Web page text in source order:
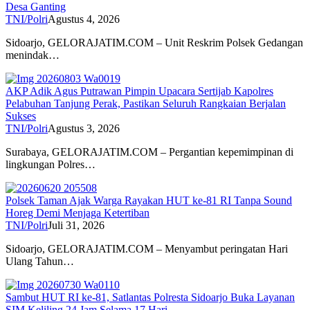
Desa Ganting
TNI/PolriAgustus 4, 2026
Sidoarjo, GELORAJATIM.COM – Unit Reskrim Polsek Gedangan
menindak…
AKP Adik Agus Putrawan Pimpin Upacara Sertijab Kapolres
Pelabuhan Tanjung Perak, Pastikan Seluruh Rangkaian Berjalan
Sukses
TNI/PolriAgustus 3, 2026
Surabaya, GELORAJATIM.COM – Pergantian kepemimpinan di
lingkungan Polres…
Polsek Taman Ajak Warga Rayakan HUT ke-81 RI Tanpa Sound
Horeg Demi Menjaga Ketertiban
TNI/PolriJuli 31, 2026
Sidoarjo, GELORAJATIM.COM – Menyambut peringatan Hari
Ulang Tahun…
Sambut HUT RI ke-81, Satlantas Polresta Sidoarjo Buka Layanan